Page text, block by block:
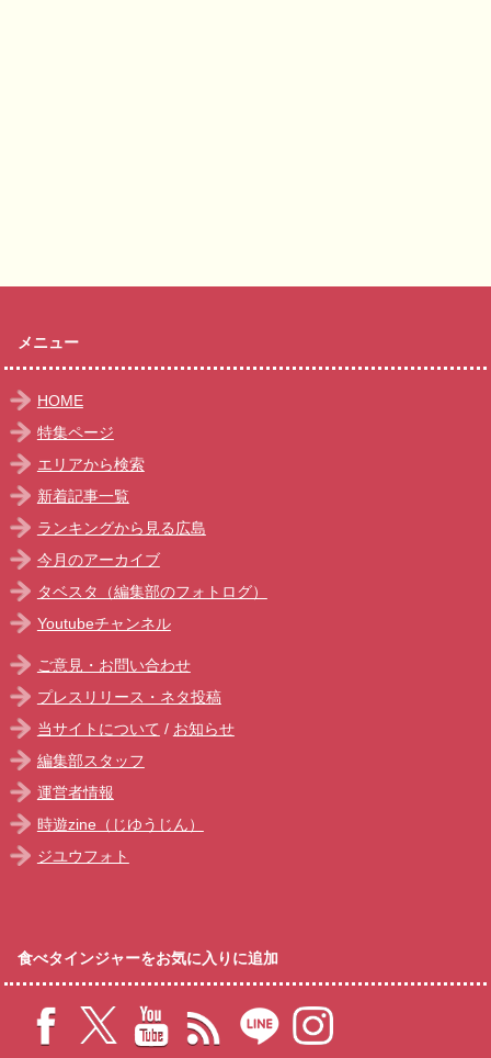
メニュー
HOME
特集ページ
エリアから検索
新着記事一覧
ランキングから見る広島
今月のアーカイブ
タベスタ（編集部のフォトログ）
Youtubeチャンネル
ご意見・お問い合わせ
プレスリリース・ネタ投稿
当サイトについて / お知らせ
編集部スタッフ
運営者情報
時遊zine（じゆうじん）
ジユウフォト
食べタインジャーをお気に入りに追加